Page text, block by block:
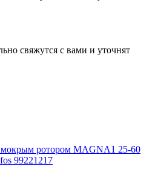
свяжутся с вами и уточнят
ротором MAGNA1 25-60
99221217